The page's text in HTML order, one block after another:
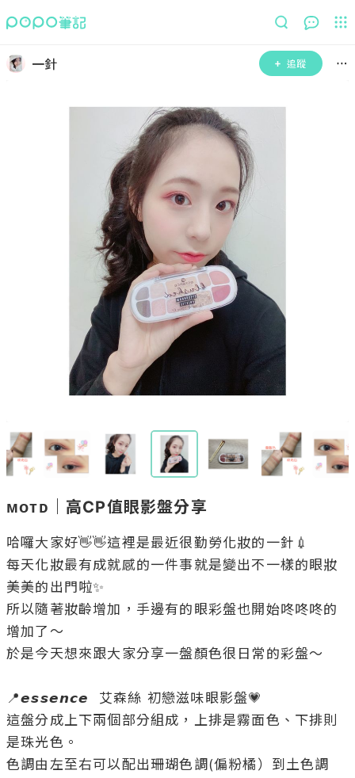
一針 追蹤
ᴍᴏᴛᴅ｜高CP值眼影盤分享
哈囉大家好👋👋這裡是最近很勤勞化妝的一針💉
每天化妝最有成就感的一件事就是變出不一樣的眼妝
美美的出門啦✨
所以隨著妝齡增加，手邊有的眼彩盤也開始咚咚咚的
增加了～
於是今天想來跟大家分享一盤顏色很日常的彩盤～
📍𝙚𝙨𝙨𝙚𝙣𝙘𝙚  艾森絲 初戀滋味眼影盤💗
這盤分成上下兩個部分組成，上排是霧面色、下排則
是珠光色。
色調由左至右可以配出珊瑚色調(偏粉橘）到土色調